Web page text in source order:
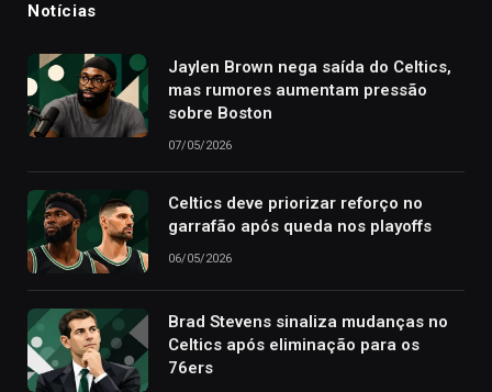
Notícias
Jaylen Brown nega saída do Celtics,
mas rumores aumentam pressão
sobre Boston
07/05/2026
Celtics deve priorizar reforço no
garrafão após queda nos playoffs
06/05/2026
Brad Stevens sinaliza mudanças no
Celtics após eliminação para os
76ers